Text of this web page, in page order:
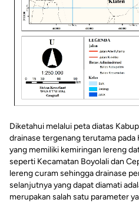
Diketahui melalui peta diatas
drainase tergenang terutama pada
yang memiliki kemiringan lereng
seperti Kecamatan Boyolali dan
lereng curam sehingga drainase
selanjutnya yang dapat diamati
merupakan salah satu parameter